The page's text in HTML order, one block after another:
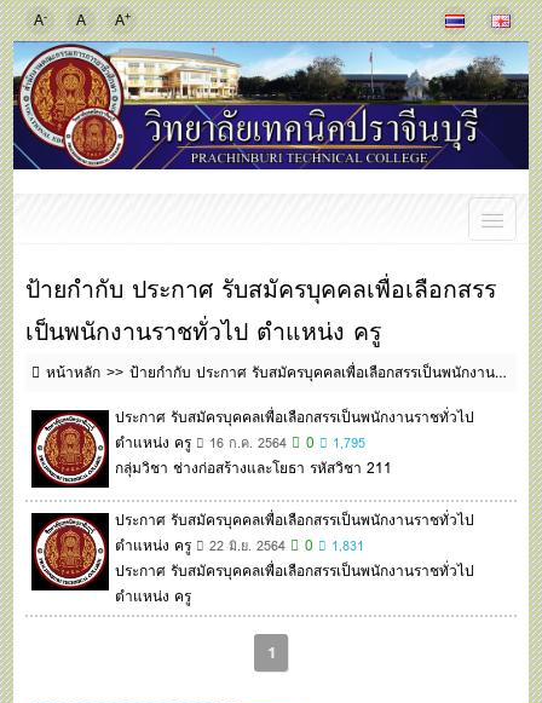
A- A A+
ป้ายกำกับ ประกาศ รับสมัครบุคคลเพื่อเลือกสรร
เป็นพนักงานราชทั่วไป ตำแหน่ง ครู
หน้าหลัก
ป้ายกำกับ ประกาศ รับสมัครบุคคลเพื่อเลือกสรรเป็นพนักงานราชทั่วไป ตำแหน่ง ครู
ประกาศ รับสมัครบุคคลเพื่อเลือกสรรเป็นพนักงานราชทั่วไป
ตำแหน่ง ครู
16 ก.ค. 2564 0 1,795
กลุ่มวิชา ช่างก่อสร้างและโยธา รหัสวิชา 211
ประกาศ รับสมัครบุคคลเพื่อเลือกสรรเป็นพนักงานราชทั่วไป
ตำแหน่ง ครู
22 มิ.ย. 2564 0 1,831
ประกาศ รับสมัครบุคคลเพื่อเลือกสรรเป็นพนักงานราชทั่วไป
ตำแหน่ง ครู
1